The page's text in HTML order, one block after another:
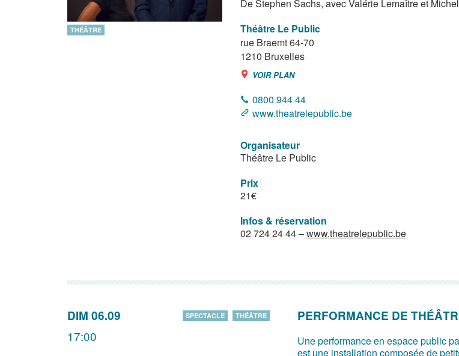
THÉÂTRE
De Stephen Sachs, avec Valérie Lemaître et
Théâtre Le Public
rue Braemt 64-70
1210 Bruxelles
VOIR PLAN
0800 944 44
www.theatrelepublic.be
Organisateur
Théâtre Le Public
Prix
21€
Infos & réservation
02 724 24 44 –www.theatrelepublic.be
DIM 06.09
17:00
SPECTACLE THÉÂTRE PERFORMANCE DE
Une performance en espace public
est une installation composée de